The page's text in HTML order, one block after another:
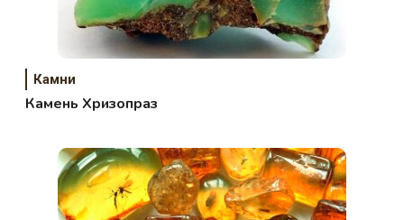
Камни
Камень Хризопраз